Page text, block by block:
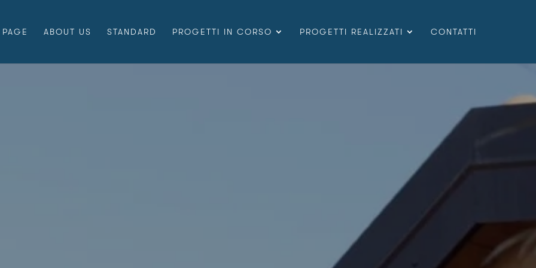
ABOUT US STANDARD PROGETTI IN CORSO PROGETTI REALIZZATI CONTATTI